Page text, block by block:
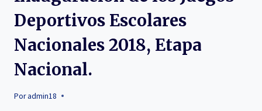
Deportivos Escolares
Nacionales 2018, Etapa
Nacional.
Poradmin18